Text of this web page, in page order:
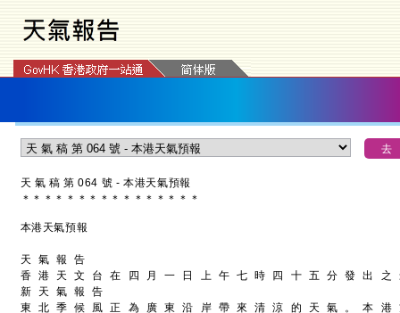
天 氣 稿 第 064 號 - 本港天氣預報
＊ ＊ ＊ ＊ ＊ ＊ ＊ ＊ ＊ ＊ ＊ ＊ ＊ ＊ ＊ ＊
本港天氣預報
天 氣 報 告
香 港 天 文 台 在 四 月 一 日 上 午 七 時 四 十 五 分 發 出 之
新 天 氣 報 告
東 北 季 候 風 正 為 廣 東 沿 岸 帶 來 清 涼 的 天 氣 。 本 港